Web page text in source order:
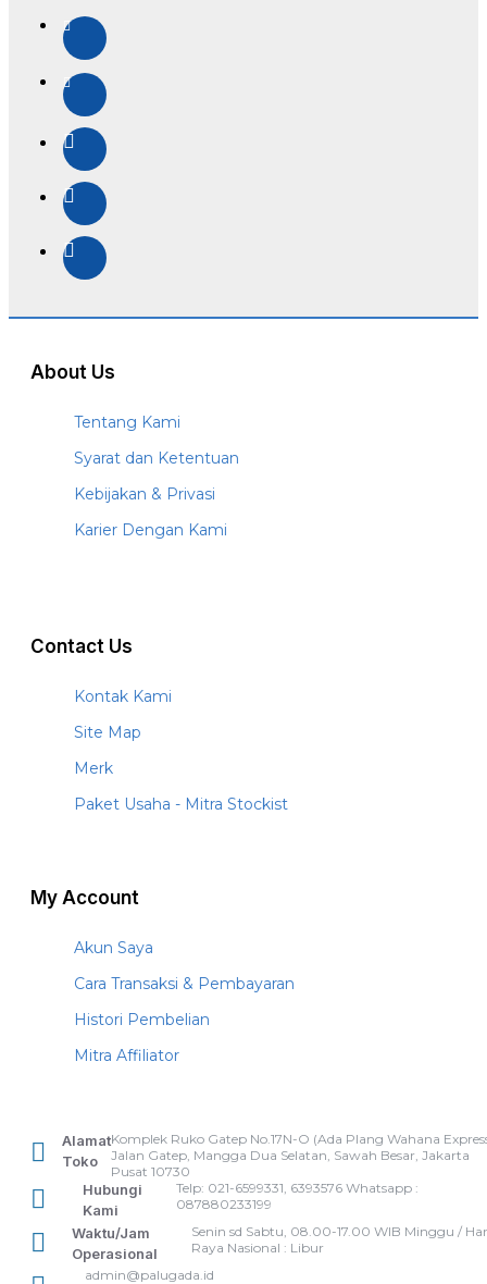
About Us
Tentang Kami
Syarat dan Ketentuan
Kebijakan & Privasi
Karier Dengan Kami
Contact Us
Kontak Kami
Site Map
Merk
Paket Usaha - Mitra Stockist
My Account
Akun Saya
Cara Transaksi & Pembayaran
Histori Pembelian
Mitra Affiliator
Alamat
Toko
Komplek Ruko Gatep No.17N-O (Ada Plang Wahana
Jalan Gatep, Mangga Dua Selatan, Sawah Besar, Jakarta
Pusat 10730
Hubungi
Kami
Telp: 021-6599331, 6393576 Whatsapp :
087880233199
Waktu/Jam
Operasional
Senin sd Sabtu, 08.00-17.00 WIB Minggu /
Raya Nasional : Libur
admin@palugada.id